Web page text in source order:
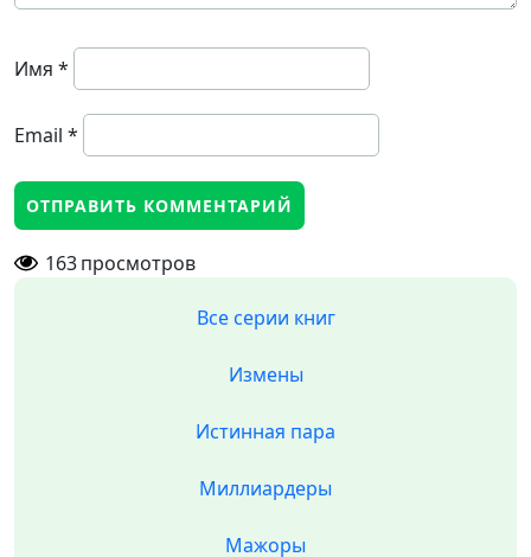
Имя *
Email *
163просмотров
Все серии книг
Измены
Истинная пара
Миллиардеры
Мажоры